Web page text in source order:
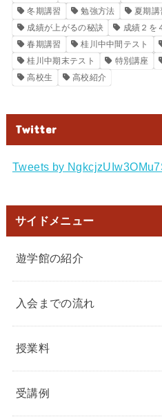
冬期講習
勉強方法 夏期講
成績が上がるの秘訣
成績２を
春期講習
桂川中中間テスト
桂川中期末テスト
特別講座
高校生
高校紹介
Twitter
Tweets by
サイドメニュー
遊学館の紹介
入会までの流れ
授業料
受講例